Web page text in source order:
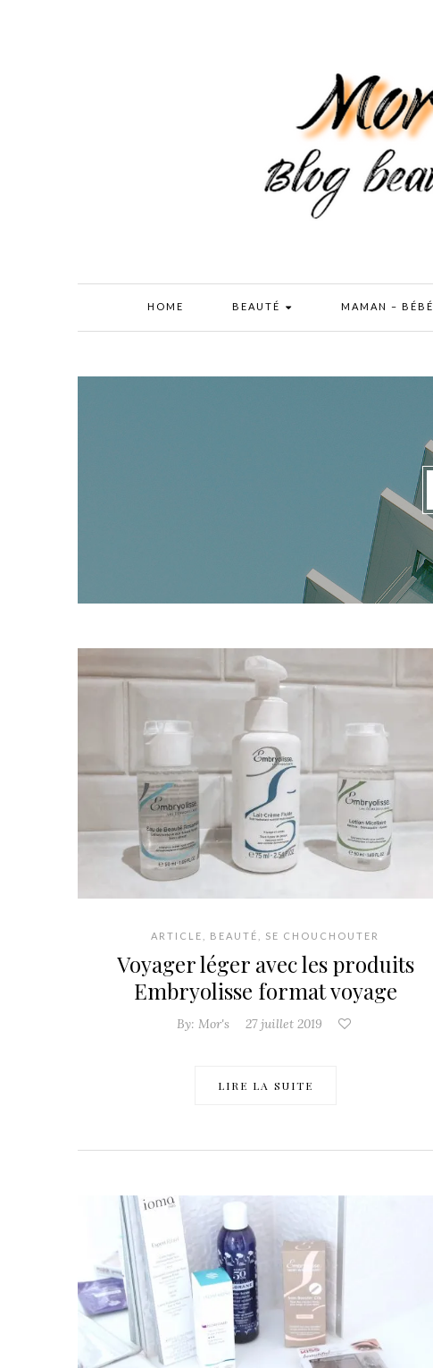
HOME BEAUTÉ MAMAN – BÉBÉ
ARTICLE BEAUTÉ SE CHOUCHOUTER
Voyager léger avec les produits
Embryolisse format voyage
By: Mor's 27 juillet 2019
LIRE LA SUITE